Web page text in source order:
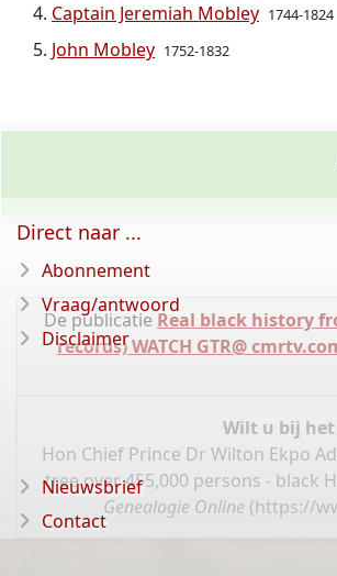
Captain Jeremiah Mobley 1744-1824
John Mobley 1752-1832
De publicatie Real black history
records) WATCH GTR@
Wilt u bij
Hon Chief Prince Dr Wilton Ekpo
tree over 455,000 persons - black
Genealogie Online (https://
Direct naar ...
Abonnement
Vraag/antwoord
Disclaimer
Nieuwsbrief
Contact